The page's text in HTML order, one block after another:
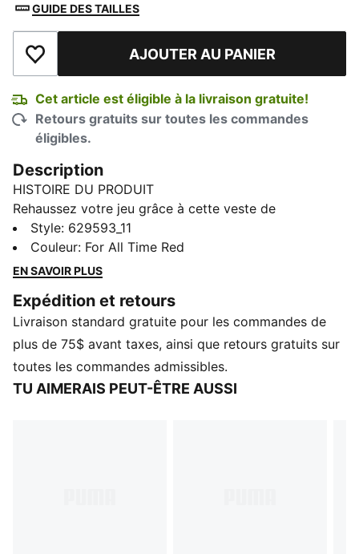
GUIDE DES TAILLES
Ajouter à la liste de souhaits
AJOUTER AU PANIER
Cet article est éligible à la livraison gratuite!
Retours gratuits sur toutes les commandes
éligibles.
Description
HISTOIRE DU PRODUIT
Rehaussez votre jeu grâce à cette veste de
survêtement surdimensionnée. Dotée d’une fermeture
éclair métallique, d’une broderie et de renforts de
panneau T7 sur les manches, cette veste vous fera
votre look avec PUMA.
CARACTÉRISTIQUES ET AVANTAGES
Contenu recyclé : fabriqué à partir de matériaux 100 %
recyclés, à l’exclusion des finitions
windCELL : Une technologie conçue pour vous
Style: 629593_11
Couleur: For All Time Red
EN SAVOIR PLUS
Expédition et retours
Livraison standard gratuite pour les commandes de
plus de 75$ avant taxes, ainsi que retours gratuits sur
toutes les commandes admissibles.
TU AIMERAIS PEUT-ÊTRE AUSSI